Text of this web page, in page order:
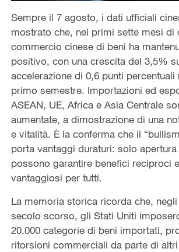
Sempre il 7 agosto, i dati ufficiali
mostrato che, nei primi sette mesi di
commercio cinese di beni ha
positivo, con una crescita del 3,5%
accelerazione di 0,6 punti percentuali
primo semestre. Importazioni ed
ASEAN, UE, Africa e Asia Centrale
aumentate, a dimostrazione di una
e vitalità. È la conferma che il
porta vantaggi duraturi: solo
possono garantire benefici reciproci
vantaggiosi per tutti.
La memoria storica ricorda che, negli
secolo scorso, gli Stati Uniti
20.000 categorie di beni importati,
ritorsioni commerciali da parte di